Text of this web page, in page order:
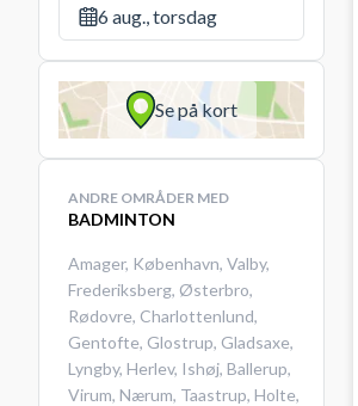
6 aug., torsdag
Se på kort
ANDRE OMRÅDER MED
BADMINTON
Amager, København, Valby,
Frederiksberg, Østerbro,
Rødovre, Charlottenlund,
Gentofte, Glostrup, Gladsaxe,
Lyngby, Herlev, Ishøj, Ballerup,
Virum, Nærum, Taastrup, Holte,